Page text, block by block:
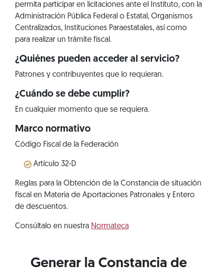
permita participar en licitaciones ante el Instituto, con la
Administración Pública Federal o Estatal, Organismos
Centralizados, Instituciones Paraestatales, así como
para realizar un trámite fiscal.
¿Quiénes pueden acceder al servicio?
Patrones y contribuyentes que lo requieran.
¿Cuándo se debe cumplir?
En cualquier momento que se requiera.
Marco normativo
Código Fiscal de la Federación
Artículo 32-D
Reglas para la Obtención de la Constancia de situación
fiscal en Materia de Aportaciones Patronales y Entero
de descuentos.
Consúltalo en nuestra Normateca
Generar la Constancia de